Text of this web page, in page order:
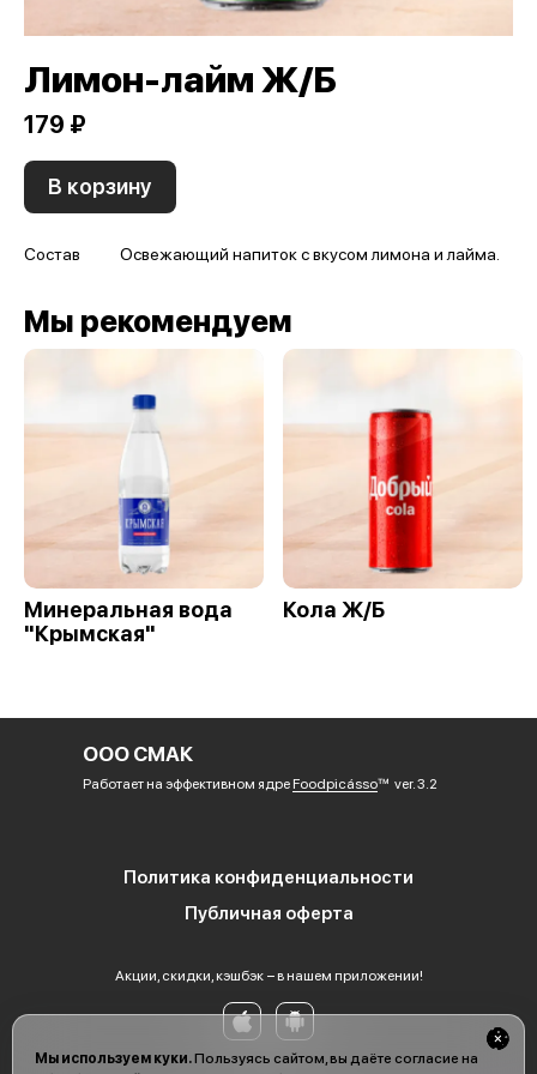
Мы используем куки.Пользуясь сайтом, вы даёте согласие на
Лимон-лайм Ж/Б
179 ₽
В корзину
Состав Освежающий напиток с вкусом лимона и лайма.
Мы рекомендуем
Минеральная вода
"Крымская"
Кола Ж/Б
ООО СМАК
Работает на эффективном ядре Foodpicássover. 3.2
Политика конфиденциальности
Публичная оферта
Акции, скидки, кэшбэк − в нашем приложении!